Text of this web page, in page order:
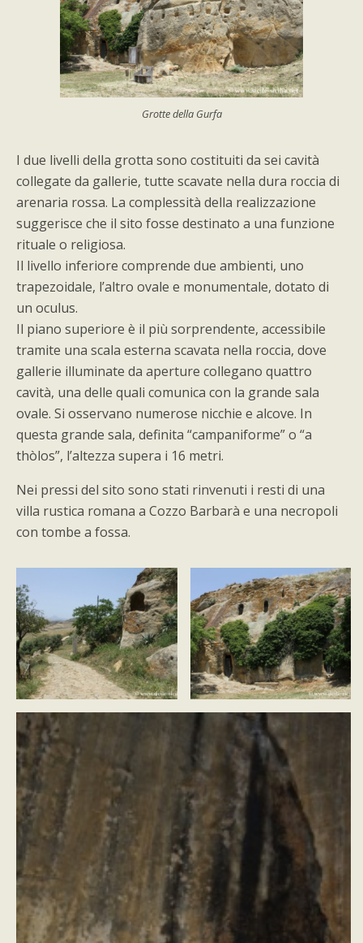
Grotte della Gurfa
I due livelli della grotta sono costituiti da sei cavità
collegate da gallerie, tutte scavate nella dura roccia di
arenaria rossa. La complessità della realizzazione
suggerisce che il sito fosse destinato a una funzione
rituale o religiosa.
Il livello inferiore comprende due ambienti, uno
trapezoidale, l’altro ovale e monumentale, dotato di
un oculus.
Il piano superiore è il più sorprendente, accessibile
tramite una scala esterna scavata nella roccia, dove
gallerie illuminate da aperture collegano quattro
cavità, una delle quali comunica con la grande sala
ovale. Si osservano numerose nicchie e alcove. In
questa grande sala, definita “campaniforme” o “a
thòlos”, l’altezza supera i 16 metri.
Nei pressi del sito sono stati rinvenuti i resti di una
villa rustica romana a Cozzo Barbarà e una necropoli
con tombe a fossa.